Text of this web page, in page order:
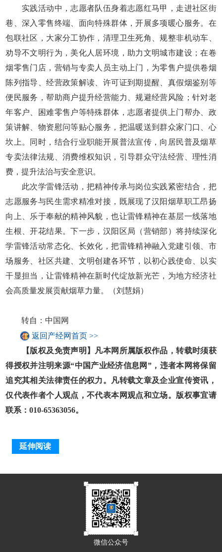
实践活动中，志愿者队伍身着志愿红马甲，走进社区街
巷、深入零售终端、面向特殊群体，开展多项暖心服务。在
包联社区，大家分工协作，清理卫生死角、规整非机动车、
劝导不文明行为，美化人居环境，助力文明城市建设；在卷
烟零售门店，营销与专卖人员主动上门，为零售户提供卷烟
陈列指导、经营政策解读、许可证到期提醒、真假烟鉴别等
便民服务，帮助商户提升经营能力、规避经营风险；针对老
年客户、困难零售户等特殊群体，志愿者提供上门帮办、政
策讲解、物资慰问等贴心服务，把温暖送到群众家门口、心
坎上。同时，结合行业职能开展普法宣传，向居民普及烟草
专卖法律法规、消费维权知识，引导群众守法经营、理性消
费，提升法治与安全意识。
此次学雷锋活动，把精神传承与岗位实践紧密结合，把
志愿服务与民生需求精准对接，既展现了汉阳烟草职工昂扬
向上、乐于奉献的精神风貌，也让雷锋精神在基层一线落地
生根、开花结果。下一步，汉阳区局（营销部）将持续深化
学雷锋活动常态化、长效化，把雷锋精神融入党建引领、市
场服务、社区共建、文明创建各环节，以初心践使命、以实
干显担当，让雷锋精神在新时代绽放新光芒，为地方经济社
会高质量发展贡献烟草力量。（刘慧娟）
转自：中国网
返回产经网首页 >>
【版权及免责声明】凡本网所属版权作品，转载时须获
得授权并注明来源“中国产业经济信息网”，违者本网将保留
追究其相关法律责任的权力。凡转载文章及企业宣传资讯，
仅代表作者个人观点，不代表本网观点和立场。版权事宜请
联系：010-65363056。
延伸阅读
微信公众号